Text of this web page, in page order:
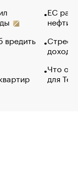
вредить
ЕС
нефти
Что
для